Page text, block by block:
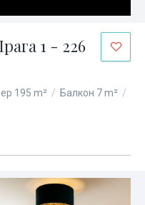
1 - 226
195 m² / Балкон 7 m² /